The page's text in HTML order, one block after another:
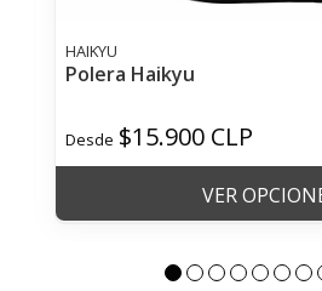
HAIKYU
Polera Haikyu
Desde $15.900 CLP
VER